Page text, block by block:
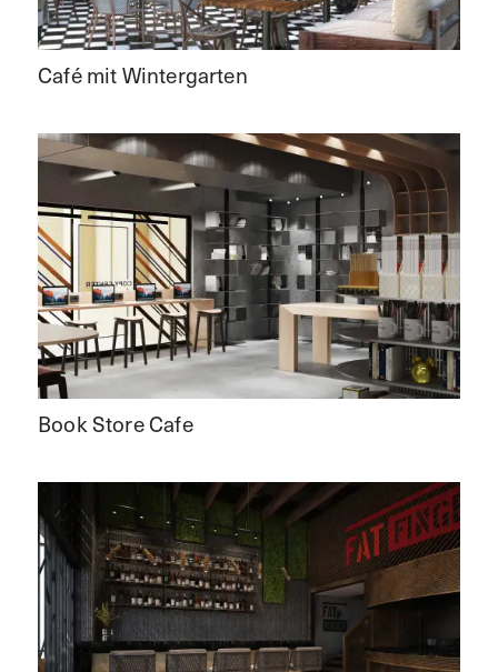
Café mit Wintergarten
Book Store Cafe